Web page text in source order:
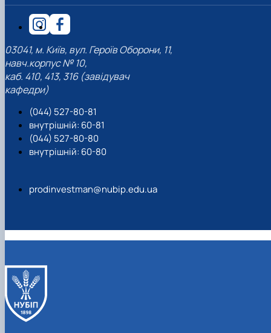
03041, м. Київ, вул. Героїв Оборони, 11,
навч.корпус № 10,
каб. 410, 413, 316 (завідувач
кафедри)
(044) 527-80-81
внутрішній: 60-81
(044) 527-80-80
внутрішній: 60-80
prodinvestman@nubip.edu.ua